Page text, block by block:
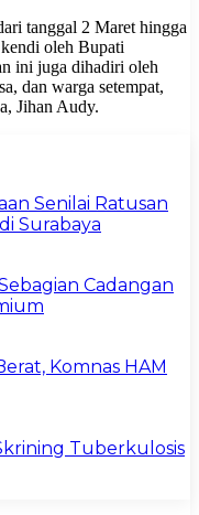
tanggal 2 Maret hingga
oleh Bupati
ini juga dihadiri oleh
dan warga setempat,
Jihan Audy.
Senilai Ratusan
Surabaya
Cadangan
Komnas HAM
Tuberkulosis